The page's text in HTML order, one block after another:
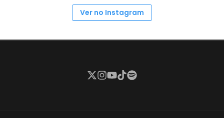
Ver no Instagram